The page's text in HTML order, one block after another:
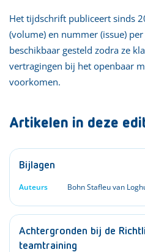
Het tijdschrift publiceert sinds
(volume) en nummer (issue)
beschikbaar gesteld zodra ze
vertragingen bij het openbaar
voorkomen.
Artikelen in deze
Bijlagen
Auteurs Bohn Stafleu van
Achtergronden bij de
teamtraining